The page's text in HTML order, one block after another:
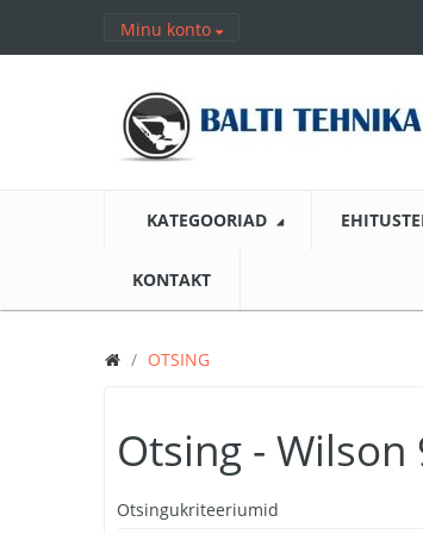
Minu konto
KATEGOORIAD
KONTAKT
OTSING
Otsing - Wilson
Otsingukriteeriumid